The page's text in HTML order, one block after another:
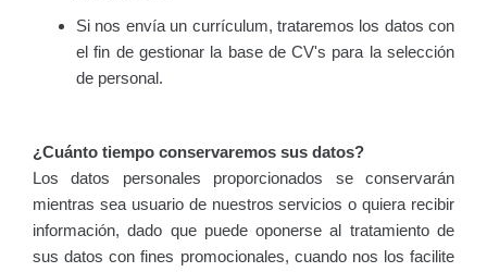
Si nos envía un currículum, trataremos los datos con
el fin de gestionar la base de CV's para la selección
de personal.
¿Cuánto tiempo conservaremos sus datos?
Los datos personales proporcionados se conservarán
mientras sea usuario de nuestros servicios o quiera recibir
información, dado que puede oponerse al tratamiento de
sus datos con fines promocionales, cuando nos los facilite